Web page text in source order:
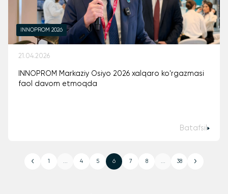
INNOPROM 2026
21.04.2026
INNOPROM Markaziy Osiyo 2026 xalqaro ko'rgazmasi
faol davom etmoqda
Batafsil
1 ... 4 5 6 7 8 ... 38